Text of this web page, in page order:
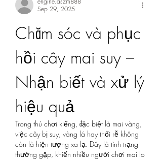
Sep 29, 2025
Chăm sóc và phục
hồi cây mai suy –
Nhận biết và xử lý
hiệu quả
Trong thú chơi kiểng, đặc biệt là mai vàng,
việc cây bị suy, vàng lá hay thối rễ không
còn là hiện tượng xa lạ. Đây là tình trạng
thường gặp, khiến nhiều người chơi mai lo